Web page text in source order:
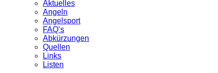
Aktuelles
Angeln
Angelsport
FAQ’s
Abkürzungen
Quellen
Links
Listen